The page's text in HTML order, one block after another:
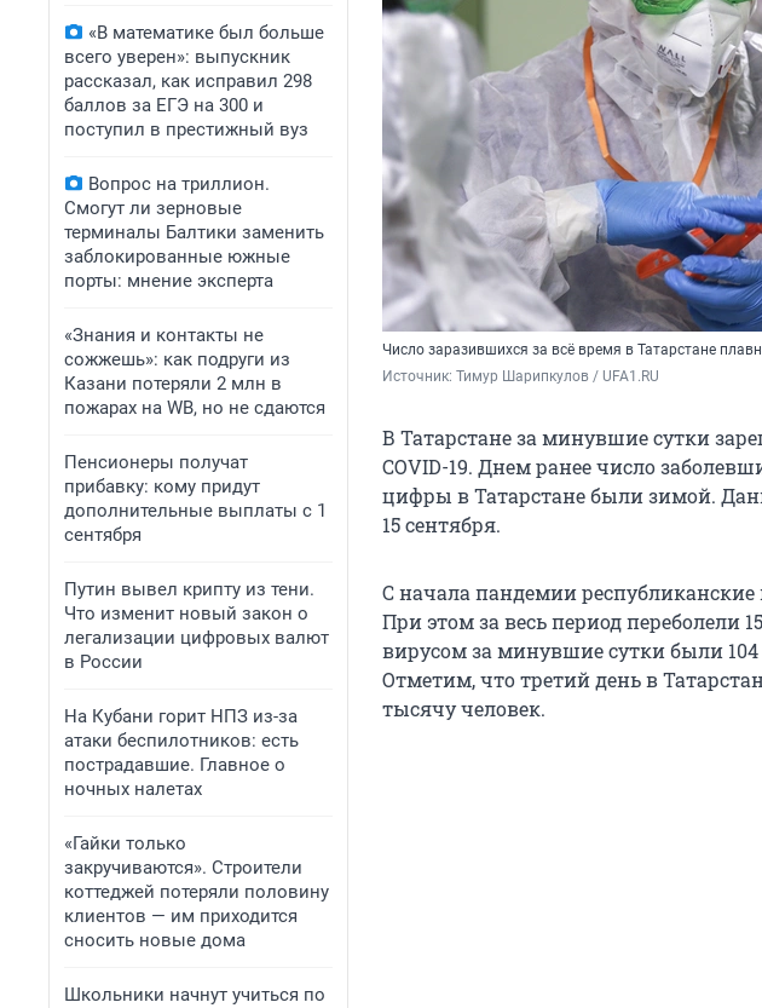
«В математике был больше
всего уверен»: выпускник
рассказал, как исправил 298
баллов за ЕГЭ на 300 и
поступил в престижный вуз
Вопрос на триллион.
Смогут ли зерновые
терминалы Балтики заменить
заблокированные южные
порты: мнение эксперта
«Знания и контакты не
сожжешь»: как подруги из
Казани потеряли 2 млн в
пожарах на WB, но не сдаются
Пенсионеры получат
прибавку: кому придут
дополнительные выплаты с 1
сентября
Путин вывел крипту из тени.
Что изменит новый закон о
легализации цифровых валют
в России
На Кубани горит НПЗ из-за
атаки беспилотников: есть
пострадавшие. Главное о
ночных налетах
«Гайки только
закручиваются». Строители
коттеджей потеряли половину
клиентов — им приходится
сносить новые дома
Школьники начнут учиться по
Число заразившихся за всё время в Татарстане
Источник: Тимур Шарипкулов / UFA1.RU
В Татарстане за минувшие сутки
COVID-19. Днем ранее число
цифры в Татарстане были зимой.
15 сентября.
С начала пандемии
При этом за весь период переболели
вирусом за минувшие сутки были
Отметим, что третий день в
тысячу человек.